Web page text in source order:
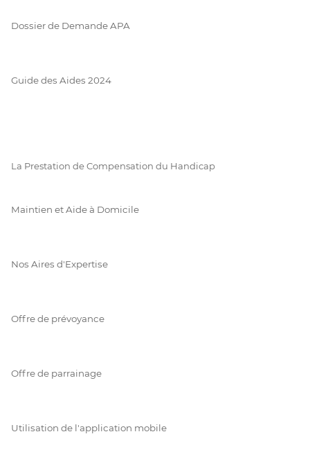
Dossier de Demande APA
Guide des Aides 2024
La Prestation de Compensation du Handicap
Maintien et Aide à Domicile
Nos Aires d'Expertise
Offre de prévoyance
Offre de parrainage
Utilisation de l'application mobile